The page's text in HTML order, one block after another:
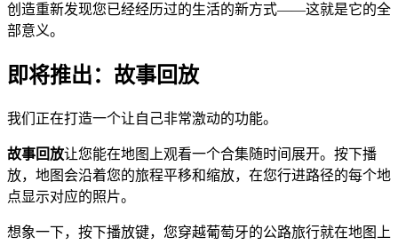
创造重新发现您已经经历过的生活的新方式——这就是它的全
部意义。
即将推出：故事回放
我们正在打造一个让自己非常激动的功能。
故事回放让您能在地图上观看一个合集随时间展开。按下播
放，地图会沿着您的旅程平移和缩放，在您行进路径的每个地
点显示对应的照片。
想象一下，按下播放键，您穿越葡萄牙的公路旅行就在地图上